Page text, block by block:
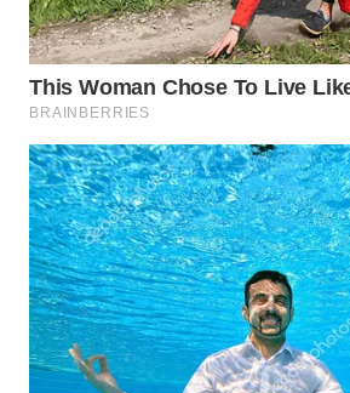
LESUNG
WN
KARO
WN
SIMALUNGUN
WN
LABUHANBATU
WN
TAPANULI